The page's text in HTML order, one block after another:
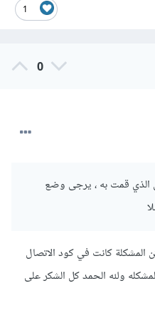
1
0
الذي قمت به ، يرجى وضع
كانت في كود الاتصال
ولله الحمد كل الشكر على